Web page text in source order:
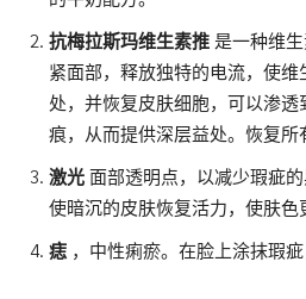
抗梅拉斯玛维生素推 是一种维
紧面部，释放独特的电流，使
处，并恢复皮肤细胞，可以渗
痕，从而提供深层益处。恢复所
激光 面部透明点，以减少瑕疵
使暗沉的皮肤恢复活力，使肤色
痣 ，中性痢瘀。在脸上涂抹瑕疵